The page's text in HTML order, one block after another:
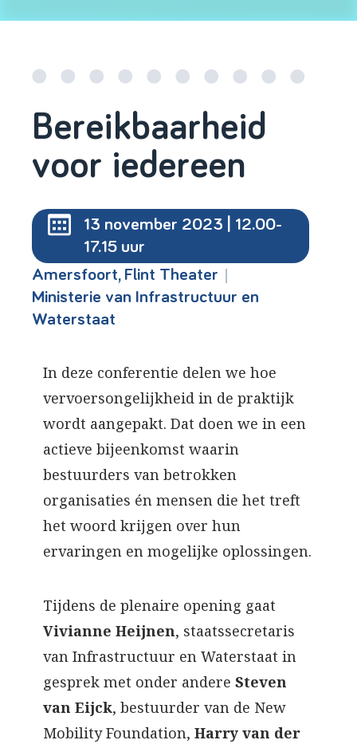
Bereikbaarheid
voor iedereen
13 november 2023 | 12.00-
17.15 uur
Amersfoort, Flint Theater |
Ministerie van Infrastructuur en
Waterstaat
In deze conferentie delen we hoe
vervoersongelijkheid in de praktijk
wordt aangepakt. Dat doen we in een
actieve bijeenkomst waarin
bestuurders van betrokken
organisaties én mensen die het treft
het woord krijgen over hun
ervaringen en mogelijke oplossingen.
Tijdens de plenaire opening gaat
Vivianne Heijnen, staatssecretaris
van Infrastructuur en Waterstaat in
gesprek met onder andere Steven
van Eijck, bestuurder van de New
Mobility Foundation, Harry van der